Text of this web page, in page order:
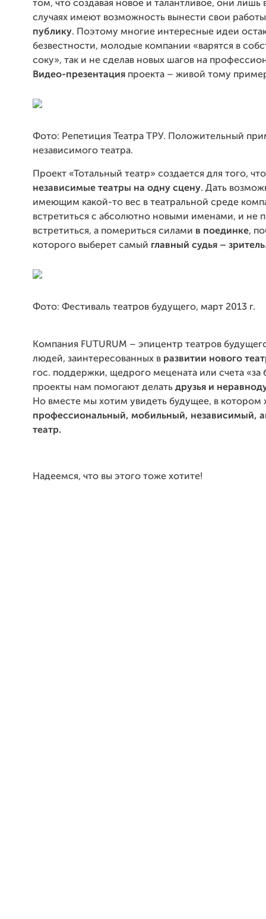
том, что создавая новое и талантливое, они лишь
случаях имеют возможность вынести свои
публику. Поэтому многие интересные идеи
безвестности, молодые компании «варятся в
соку», так и не сделав новых шагов на
Видео-презентация проекта – живой тому
Фото: Репетиция Театра ТРУ. Положительный
независимого театра.
Проект «Тотальный театр» создается для того,
независимые театры на одну сцену. Дать
имеющим какой-то вес в театральной среде
встретиться с абсолютно новыми именами, и не
встретиться, а помериться силами в поединке,
которого выберет самый главный судья – зритель
Фото: Фестиваль театров будущего, март 2013 г.
Компания FUTURUM – эпицентр театров
людей, заинтересованных в развитии нового
гос. поддержки, щедрого мецената или счета «за
проекты нам помогают делать друзья и
Но вместе мы хотим увидеть будущее, в котором
профессиональный, мобильный, независимый,
театр.
Надеемся, что вы этого тоже хотите!